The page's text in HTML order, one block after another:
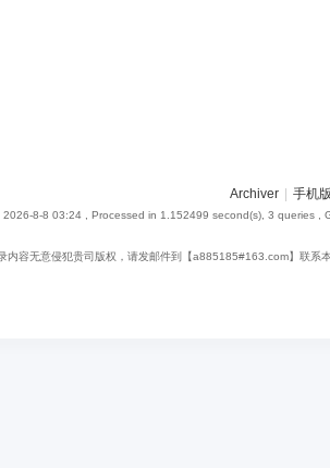
Archiver 手机版
2026-8-8 03:24 , Processed in 1.152499 second(s), 3 queries ,
内容无意侵犯贵司版权，请发邮件到【a885185#163.com】联系